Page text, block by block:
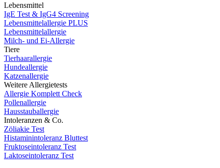
Lebensmittel
IgE Test & IgG4 Screening
Lebensmittelallergie PLUS
Lebensmittelallergie
Milch- und Ei-Allergie
Tiere
Tierhaarallergie
Hundeallergie
Katzenallergie
Weitere Allergietests
Allergie Komplett Check
Pollenallergie
Hausstauballergie
Intoleranzen & Co.
Zöliakie Test
Histaminintoleranz Bluttest
Fruktoseintoleranz Test
Laktoseintoleranz Test